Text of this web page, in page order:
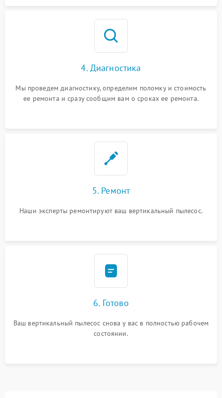
4. Диагностика
Мы проведем диагностику, определим поломку и стоимость
ее ремонта и сразу сообщим вам о сроках ее ремонта.
5. Ремонт
Наши эксперты ремонтируют ваш вертикальный пылесос.
6. Готово
Ваш вертикальный пылесос снова у вас в полностью рабочем
состоянии.